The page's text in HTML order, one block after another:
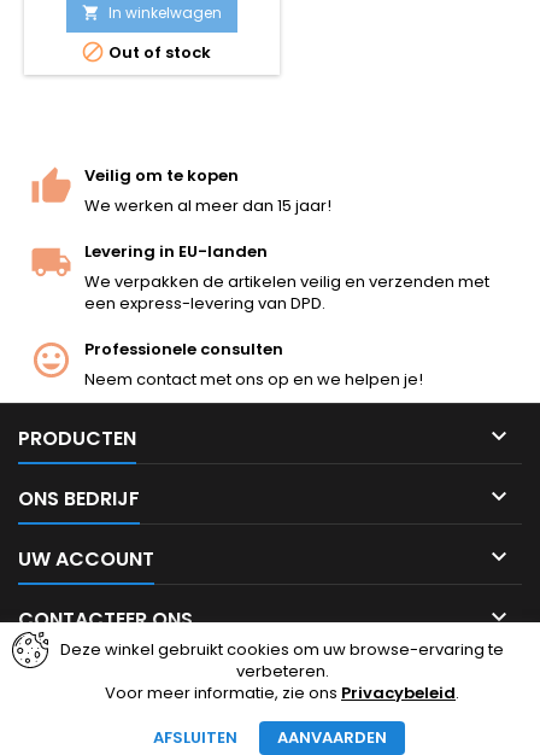
 In winkelwagen
 Out of stock
Veilig om te kopen
We werken al meer dan 15 jaar!
Levering in EU-landen
We verpakken de artikelen veilig en verzenden met
een express-levering van DPD.
Professionele consulten
Neem contact met ons op en we helpen je!
PRODUCTEN 
ONS BEDRIJF 
UW ACCOUNT 
CONTACTEER ONS 
Deze winkel gebruikt cookies om uw browse-ervaring te
verbeteren.
Voor meer informatie, zie ons Privacybeleid.
AFSLUITEN
AANVAARDEN
FacebookInstagram
© Copyright 2026 cheapairsoft.eu. Alle rechten voorbehouden.